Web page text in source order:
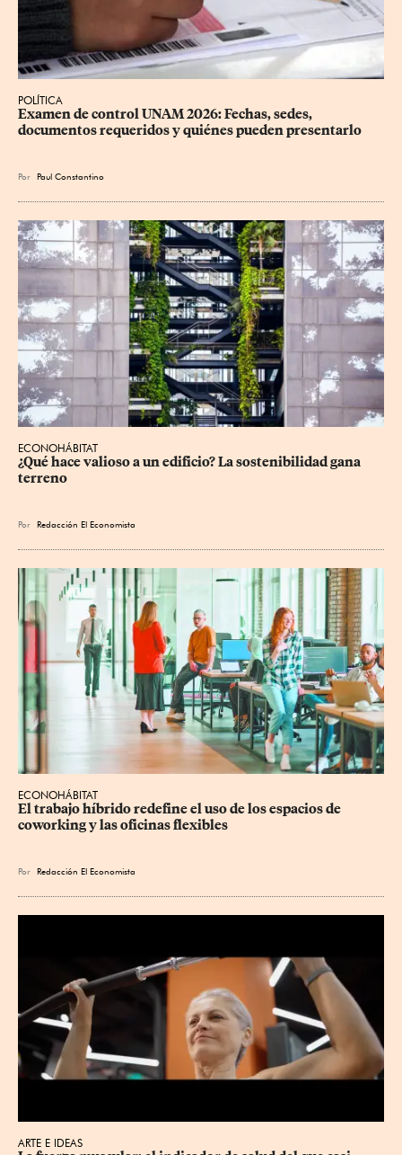
POLÍTICA
Examen de control UNAM 2026: Fechas, sedes,
documentos requeridos y quiénes pueden presentarlo
Por Paul Constantino
ECONOHÁBITAT
¿Qué hace valioso a un edificio? La sostenibilidad gana
terreno
Por Redacción El Economista
ECONOHÁBITAT
El trabajo híbrido redefine el uso de los espacios de
coworking y las oficinas flexibles
Por Redacción El Economista
ARTE E IDEAS